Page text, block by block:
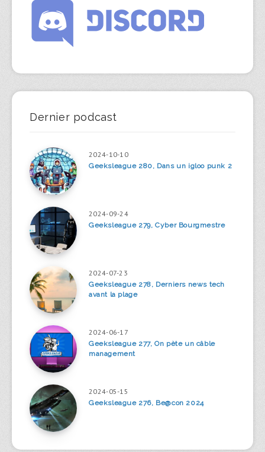
Dernier podcast
2024-10-10
Geeksleague 280, Dans un igloo punk 2
2024-09-24
Geeksleague 279, Cyber Bourgmestre
2024-07-23
Geeksleague 278, Derniers news tech
avant la plage
2024-06-17
Geeksleague 277, On pète un câble
management
2024-05-15
Geeksleague 276, Be@con 2024